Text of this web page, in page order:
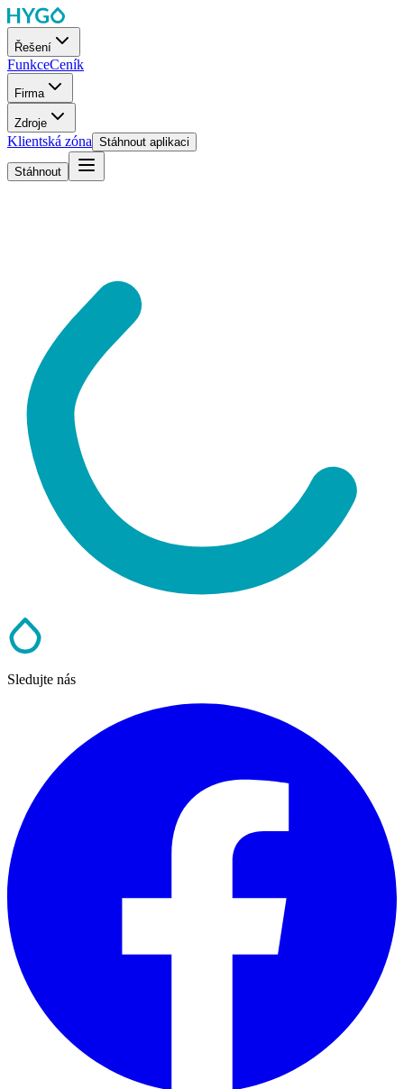
Řešení
FunkceCeník
Firma
Zdroje
Klientská zóna Stáhnout aplikaci
Stáhnout
Sledujte nás